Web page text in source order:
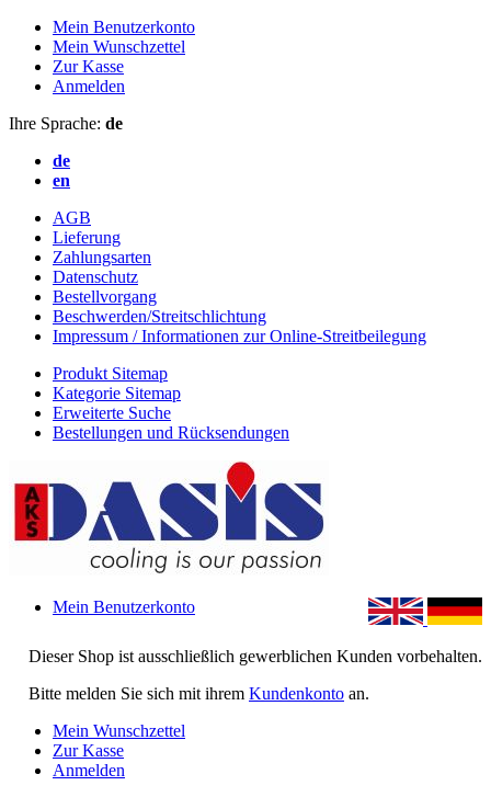
Mein Benutzerkonto
Mein Wunschzettel
Zur Kasse
Anmelden
Ihre Sprache: de
de
en
AGB
Lieferung
Zahlungsarten
Datenschutz
Bestellvorgang
Beschwerden/Streitschlichtung
Impressum / Informationen zur Online-Streitbeilegung
Produkt Sitemap
Kategorie Sitemap
Erweiterte Suche
Bestellungen und Rücksendungen
Dieser Shop ist ausschließlich gewerblichen Kunden vorbehalten.
Bitte melden Sie sich mit ihrem Kundenkonto an.
Mein Benutzerkonto
Mein Wunschzettel
Zur Kasse
Anmelden